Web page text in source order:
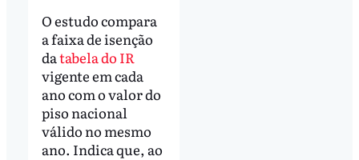
O estudo compara
a faixa de isenção
databela do IR
vigente em cada
ano com o valor do
piso nacional
válido no mesmo
ano. Indica que, ao